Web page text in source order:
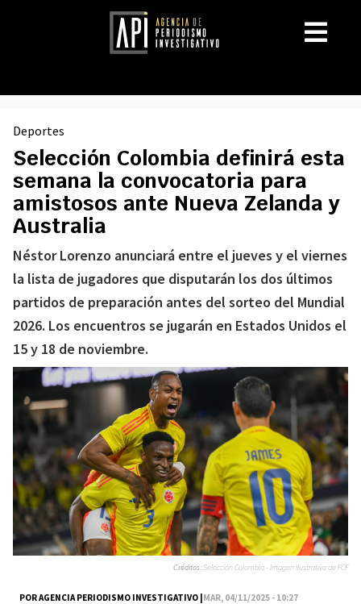
Deportes
Selección Colombia definirá esta
semana la convocatoria para
amistosos ante Nueva Zelanda y
Australia
Néstor Lorenzo anunciará entre el jueves y el viernes
la lista de jugadores que disputarán los dos últimos
partidos de preparación antes del sorteo del Mundial
2026. Los encuentros se jugarán en Estados Unidos el
15 y 18 de noviembre.
POR AGENCIA PERIODISMO INVESTIGATIVO |MAR, 04/11/2025 - 10:27
Créditos:Selección Colombia - Imagen ilustrativa de FCF